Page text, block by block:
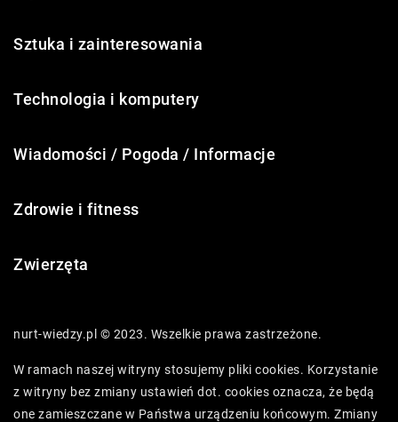
Sztuka i zainteresowania
Technologia i komputery
Wiadomości / Pogoda / Informacje
Zdrowie i fitness
Zwierzęta
nurt-wiedzy.pl © 2023. Wszelkie prawa zastrzeżone.
W ramach naszej witryny stosujemy pliki cookies. Korzystanie
z witryny bez zmiany ustawień dot. cookies oznacza, że będą
one zamieszczane w Państwa urządzeniu końcowym. Zmiany